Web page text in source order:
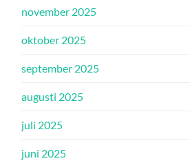
november 2025
oktober 2025
september 2025
augusti 2025
juli 2025
juni 2025